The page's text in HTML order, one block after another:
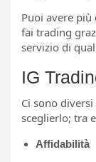
Puoi avere
fai trading
servizio di
IG
Ci sono
sceglierlo; tra
Affidabilità